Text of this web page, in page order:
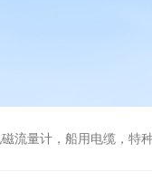
量计，船用电缆，特种电